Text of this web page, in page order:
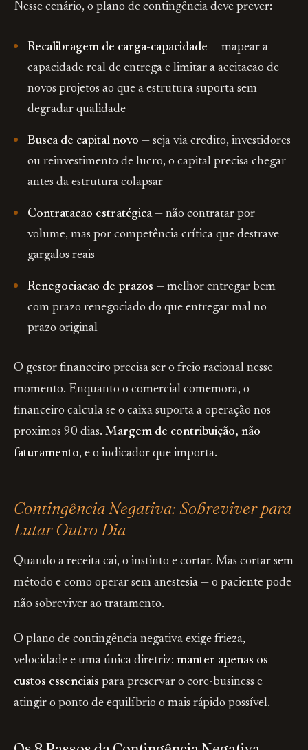
Nesse cenário, o plano de contingência deve prever:
Recalibragem de carga-capacidade — mapear a
capacidade real de entrega e limitar a aceitacao de
novos projetos ao que a estrutura suporta sem
degradar qualidade
Busca de capital novo — seja via credito, investidores
ou reinvestimento de lucro, o capital precisa chegar
antes da estrutura colapsar
Contratacao estratégica— não contratar por
volume, mas por competência crítica que destrave
gargalos reais
Renegociacao de prazos — melhor entregar bem
com prazo renegociado do que entregar mal no
prazo original
O gestor financeiro precisa ser o freio racional nesse
momento. Enquanto o comercial comemora, o
financeiro calcula se o caixa suporta a operação nos
proximos 90 dias. Margem de contribuição, não
faturamento, e o indicador que importa.
Contingência Negativa: Sobreviver para
Lutar Outro Dia
Quando a receita cai, o instinto e cortar. Mas cortar sem
método e como operar sem anestesia — o paciente pode
não sobreviver ao tratamento.
O plano de contingência negativa exige frieza,
velocidade e uma única diretriz: manter apenas os
custos essenciais para preservar o core-business e
atingir o ponto de equilíbrio o mais rápido possível.